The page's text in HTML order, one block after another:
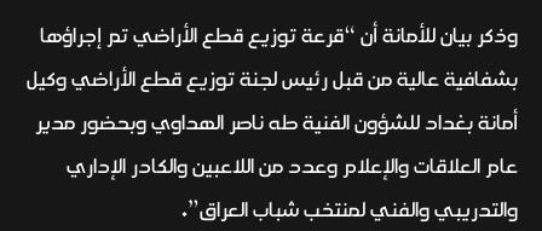
وذكر بيان للأمانة أن “قرعة توزيع قطع الأراضي تم إجراؤها
بشفافية عالية من قبل رئيس لجنة توزيع قطع الأراضي وكيل
أمانة بغداد للشؤون الفنية طه ناصر الهداوي وبحضور مدير
عام العلاقات والإعلام وعدد من اللاعبين والكادر الإداري
والتدريبي والفني لمنتخب شباب العراق”.